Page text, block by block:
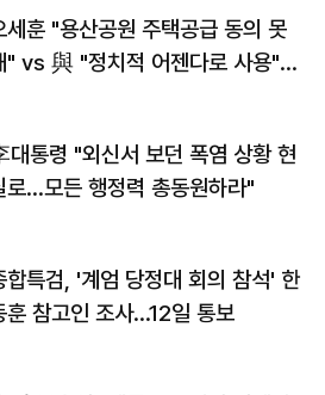
세훈 "용산공원 주택공급 동의 못
" vs 與 "정치적 어젠다로 사용"
대통령 "외신서 보던 폭염 상황 현
로…모든 행정력 총동원하라"
합특검, '계엄 당정대 회의 참석' 한
훈 참고인 조사...12일 통보